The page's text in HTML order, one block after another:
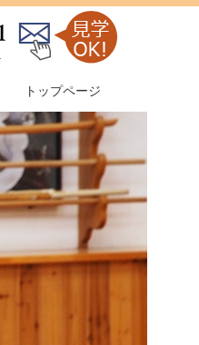
トップページ